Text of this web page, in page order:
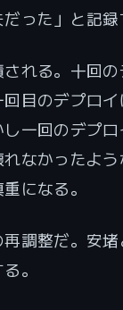
った」と記録
れる。十回
目のデプロ
一回のデプ
なかったよ
になる。
調整だ。安
。